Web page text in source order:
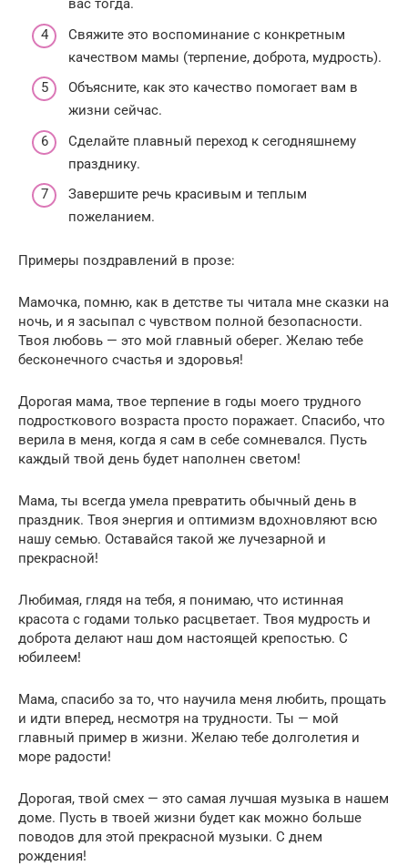
вас тогда.
Свяжите это воспоминание с конкретным
качеством мамы (терпение, доброта, мудрость).
Объясните, как это качество помогает вам в
жизни сейчас.
Сделайте плавный переход к сегодняшнему
празднику.
Завершите речь красивым и теплым
пожеланием.
Примеры поздравлений в прозе:
Мамочка, помню, как в детстве ты читала мне сказки на
ночь, и я засыпал с чувством полной безопасности.
Твоя любовь — это мой главный оберег. Желаю тебе
бесконечного счастья и здоровья!
Дорогая мама, твое терпение в годы моего трудного
подросткового возраста просто поражает. Спасибо, что
верила в меня, когда я сам в себе сомневался. Пусть
каждый твой день будет наполнен светом!
Мама, ты всегда умела превратить обычный день в
праздник. Твоя энергия и оптимизм вдохновляют всю
нашу семью. Оставайся такой же лучезарной и
прекрасной!
Любимая, глядя на тебя, я понимаю, что истинная
красота с годами только расцветает. Твоя мудрость и
доброта делают наш дом настоящей крепостью. С
юбилеем!
Мама, спасибо за то, что научила меня любить, прощать
и идти вперед, несмотря на трудности. Ты — мой
главный пример в жизни. Желаю тебе долголетия и
море радости!
Дорогая, твой смех — это самая лучшая музыка в нашем
доме. Пусть в твоей жизни будет как можно больше
поводов для этой прекрасной музыки. С днем
рождения!